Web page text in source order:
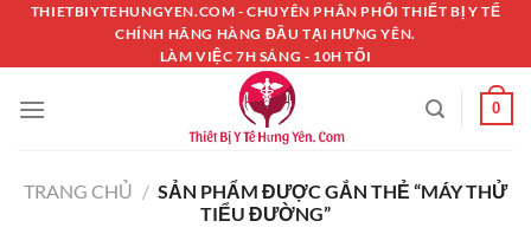
Chuyển
nội
dung
THIETBIYTEHUNGYEN.COM - CHUYÊN PHÂN PHỐI THIẾT BỊ Y TẾ
CHÍNH HÃNG HÀNG ĐẦU TẠI HƯNG YÊN.
LÀM VIỆC 7H SÁNG - 10H TỐI
0
TRANG CHỦ / SẢN PHẨM ĐƯỢC GẮN THẺ “MÁY THỬ
TIỂU ĐƯỜNG”